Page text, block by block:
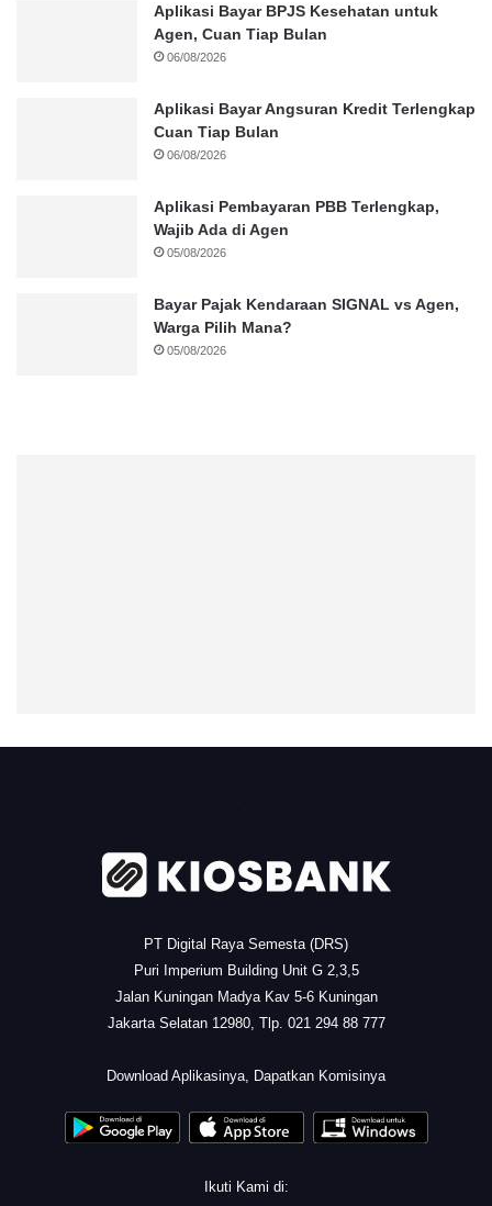
Aplikasi Bayar BPJS Kesehatan untuk
Agen, Cuan Tiap Bulan
06/08/2026
Aplikasi Bayar Angsuran Kredit Terlengkap
Cuan Tiap Bulan
06/08/2026
Aplikasi Pembayaran PBB Terlengkap,
Wajib Ada di Agen
05/08/2026
Bayar Pajak Kendaraan SIGNAL vs Agen,
Warga Pilih Mana?
05/08/2026
PT Digital Raya Semesta (DRS)
Puri Imperium Building Unit G 2,3,5
Jalan Kuningan Madya Kav 5-6 Kuningan
Jakarta Selatan 12980, Tlp. 021 294 88 777
Download Aplikasinya, Dapatkan Komisinya
Ikuti Kami di: